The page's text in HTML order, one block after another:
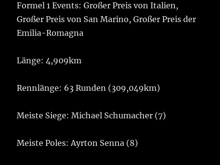
Formel 1 Events: Großer Preis von Italien,
Großer Preis von San Marino, Großer Preis der
Emilia-Romagna
Länge: 4,909km
Rennlänge: 63 Runden (309,049km)
Meiste Siege: Michael Schumacher (7)
Meiste Poles: Ayrton Senna (8)